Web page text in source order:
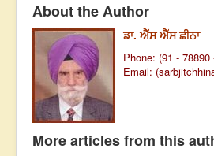
About the Author
ਡਾ. ਐੱਸ ਐੱਸ ਛੀਨਾ
Phone: (91 - 78890
Email: (
More articles from this